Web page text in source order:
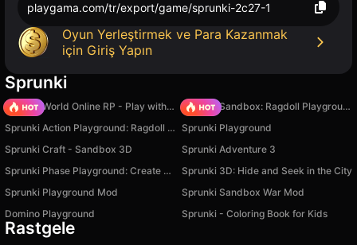
playgama.com/tr/export/game/sprunki-2c27-1
Oyun Yerleştirmek ve Para Kazanmak
için Giriş Yapın
Sprunki
Sprunki World Online RP - Play with Friends!
Sprunki Sandbox: Ragdoll Playground Mode
Sprunki Action Playground: Ragdoll Sandbox
Sprunki Playground
Sprunki Craft - Sandbox 3D
Sprunki Adventure 3
Sprunki Phase Playground: Create Sprunki and Music
Sprunki 3D: Hide and Seek in the City
Sprunki Playground Mod
Sprunki Sandbox War Mod
Domino Playground
Sprunki - Coloring Book for Kids
Rastgele